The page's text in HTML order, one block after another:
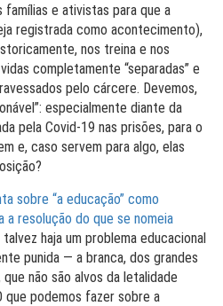
famílias e ativistas para que a
registrada como acontecimento),
nos treina e nos
completamente “separadas” e
pelo cárcere. Devemos,
especialmente diante da
pela Covid-19 nas prisões, para o
e, caso servem para algo, elas
sobre “a educação” como
a resolução do que se nomeia
haja um problema educacional
punida — a branca, dos grandes
não são alvos da letalidade
que podemos fazer sobre a